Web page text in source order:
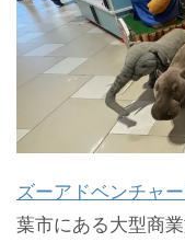
ズーアドベンチャ
葉市にある大型商